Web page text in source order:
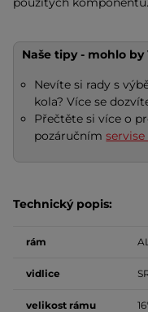
Naše tipy - mohlo by
Nevíte si rady s
kola? Více se
Přečtěte si více o
pozáručním
Technický popis:
rám
vidlice
velikost rámu